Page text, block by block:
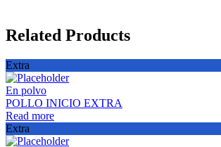
Related Products
Extra
En polvo
POLLO INICIO EXTRA
Read more
Extra